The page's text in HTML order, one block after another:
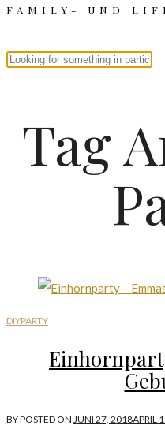
FAMILY- UND
Tag
DIYPARTY
BYPOSTED ON JUNI 27, 2018APRIL